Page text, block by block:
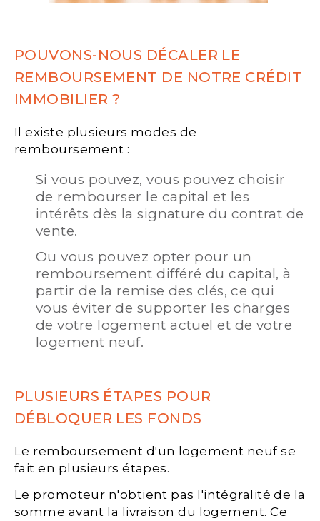
POUVONS-NOUS DÉCALER LE
REMBOURSEMENT DE NOTRE CRÉDIT
IMMOBILIER ?
Il existe plusieurs modes de
remboursement :
Si vous pouvez, vous pouvez choisir
de rembourser le capital et les
intérêts dès la signature du contrat de
vente.
Ou vous pouvez opter pour un
remboursement différé du capital, à
partir de la remise des clés, ce qui
vous éviter de supporter les charges
de votre logement actuel et de votre
logement neuf.
PLUSIEURS ÉTAPES POUR
DÉBLOQUER LES FONDS
Le remboursement d'un logement neuf se
fait en plusieurs étapes.
Le promoteur n'obtient pas l'intégralité de la
somme avant la livraison du logement. Ce